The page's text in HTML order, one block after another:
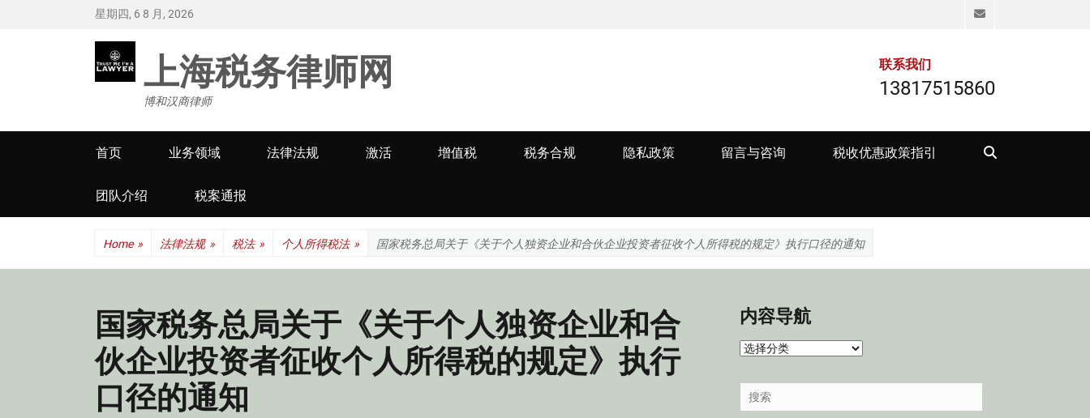
星期四, 6 8 月, 2026 Email
上海税务律师网
博和汉商律师
联系我们
13817515860
Primary
menu
首页 业务领域 法律法规 激活 增值税 税务合规 隐私政策 留言与咨询 税收优惠政策指引
团队介绍 税案通报
Home » 法律法规 » 税法 » 个人所得税法 » 国家税务总局关于《关于个人独资企业和合伙企业投资者征收个人所得税的规定》执行口径的通知
国家税务总局关于《关于个人独资企业和合
伙企业投资者征收个人所得税的规定》执行
口径的通知
内容导航
内
导
航
Search
for: